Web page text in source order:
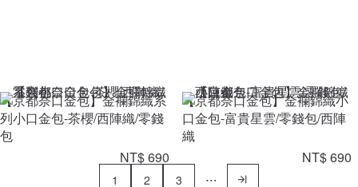
【京都奈口金包】金襴錦織系
列小口金包-茶櫻/西陣織/零錢
包
NT$ 690
【京都奈口金包】金襴錦織小
口金包-富貴星雲/零錢包/西陣
織
NT$ 690
1 2 3